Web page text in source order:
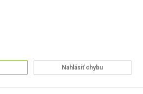
Nahlásiť chybu